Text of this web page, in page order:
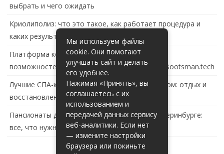
выбрать и чего ожидать
Криолиполиз: что это такое, как работает процедура и
каких результатов ждать
Платформа контейнеризации в России: обзор
возможностей и перспектив развития сайта Bootsman.tech
Лучшие СПА-комплексы в Тольятти с бассейном: отдых и
восстановление за городом
Пансионаты для пожилых с деменцией в Екатеринбурге:
все, что нужно знать
Мы используем файлы
cookie. Они помогают
улучшать сайт и делать
его удобнее.
Нажимая «Принять», вы
соглашаетесь с их
использованием и
передачей данных сервису
веб-аналитики. Если нет
— измените настройки
браузера или покиньте